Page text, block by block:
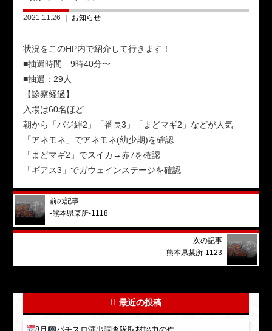
2021.11.26 ｜ お知らせ
状況をこのHP内で紹介して行きます！
■抽選時間 9時40分〜
■抽選：29人
【診察経過】
入場は60名ほど
朝から「バジ絆2」「番長3」「まどマギ2」などが人気
「アネモネ」でアネモネ(幼少期)を確認
「まどマギ2」でスイカ→赤7を確認
「ギアス3」でガウェインステージを確認
前の記事
-熊本県某所-1118
次の記事
-熊本県某所-1123
最近の投稿